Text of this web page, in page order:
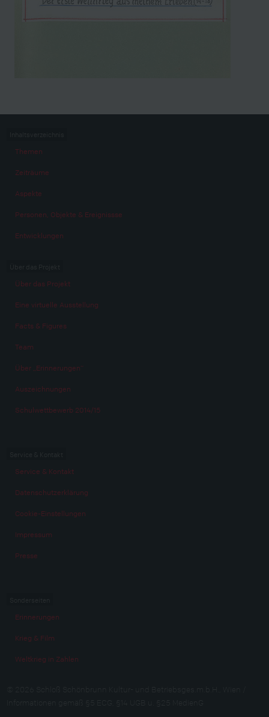
Themen
Zeiträume
Aspekte
Personen, Objekte & Ereignissse
Entwicklungen
Über das Projekt
Eine virtuelle Ausstellung
Facts & Figures
Team
Über „Erinnerungen“
Auszeichnungen
Schulwettbewerb 2014/15
Service & Kontakt
Datenschutzerklärung
Cookie-Einstellungen
Impressum
Presse
Erinnerungen
Krieg & Film
Weltkrieg in Zahlen